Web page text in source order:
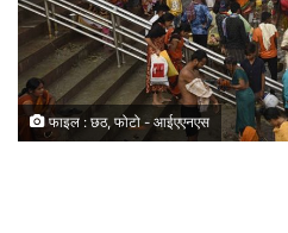
फाइल : छठ, फोटो - आईएएनएस